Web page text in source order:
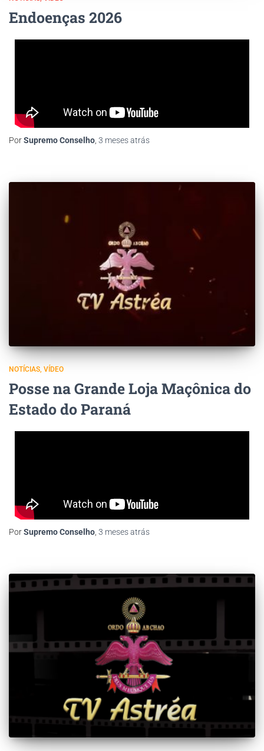
Endoenças 2026
PorSupremo Conselho 3 mesesatrás
NOTÍCIAS VÍDEO
Posse na Grande Loja Maçônica do
Estado do Paraná
PorSupremo Conselho 3 mesesatrás